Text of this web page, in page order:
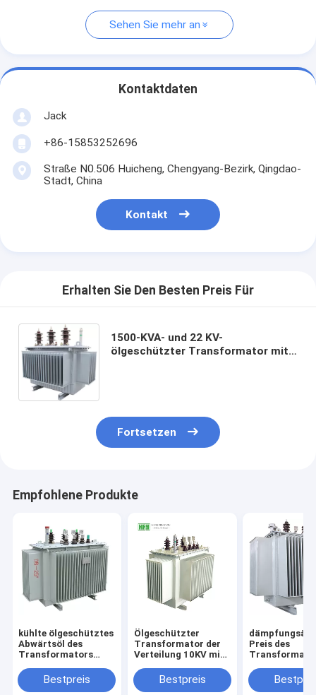
Sehen Sie mehr an
Kontaktdaten
Jack
+86-15853252696
Straße N0.506 Huicheng, Chengyang-Bezirk, Qingdao-
Stadt, China
Kontakt
Erhalten Sie Den Besten Preis Für
1500-KVA- und 22 KV-
ölgeschützter Transformator mit
Fortsetzen
Empfohlene Produkte
kühlte ölgeschütztes
Abwärtsöl des
Transformators
Netzverteilungstransformatoren
ab
Bestpreis
Ölgeschützter
Transformator der
Verteilung 10KV mit
Preis der struktur
Bestpreis
Preis des
bester